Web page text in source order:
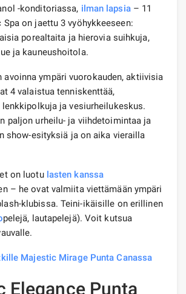
-konditoriassa, ilman lapsia– 11
on jaettu 3 vyöhykkeeseen:
​​porealtaita ja hierovia suihkuja,
ja kauneushoitola.
avoinna ympäri vuorokauden, aktiivisia
4 valaistua tenniskenttää,
ja vesiurheilukeskus.
paljon urheilu- ja viihdetoimintaa ja
show-esityksiä ja on aika vierailla
on luotu lasten kanssa
– he ovat valmiita viettämään ympäri
klubissa. Teini-ikäisille on erillinen
pelejä, lautapelejä). Voit kutsua
Majestic Mirage Punta Canassa
Elegance Punta